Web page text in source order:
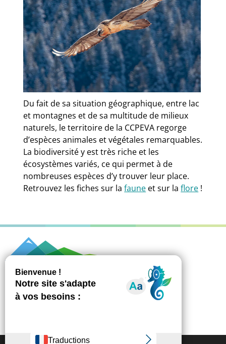
Du fait de sa situation géographique, entre lac
et montagnes et de sa multitude de milieux
naturels, le territoire de la CCPEVA regorge
d’espèces animales et végétales remarquables.
La biodiversité y est très riche et les
écosystèmes variés, ce qui permet à de
nombreuses espèces d’y trouver leur place.
Retrouvez les fiches sur lafaune et sur laflore !
851 avenue des Rives du Léman - CS 10084